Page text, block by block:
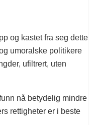
og kastet fra seg dette
umoralske politikere
ufiltrert, uten
nå betydelig mindre
rettigheter er i beste